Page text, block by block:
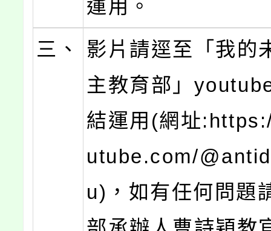
運用。
三、
影片請逕至「我的
主教育部」
結運用(網址
utube.com/
u)，如有任何問題